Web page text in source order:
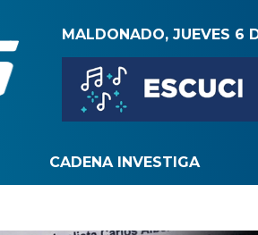
MALDONADO, JUEVES 6
CADENA INVESTIGA